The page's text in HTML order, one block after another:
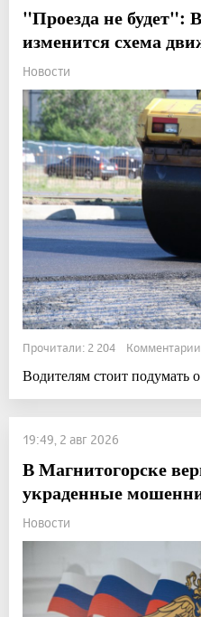
"Проезда не будет":
изменится схема
Новости
Прочитали: 2 204
Водителям стоит подумать о
19:49, 2 авг 2026
В Магнитогорске
украденные
Новости